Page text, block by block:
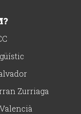
Zurriaga